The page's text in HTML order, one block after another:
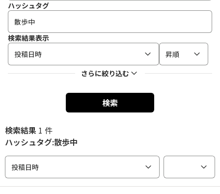
ハッシュタグ
検索結果表示
投稿日時
昇順
さらに絞り込む
検索
検索結果 1 件
ハッシュタグ:散歩中
投稿日時